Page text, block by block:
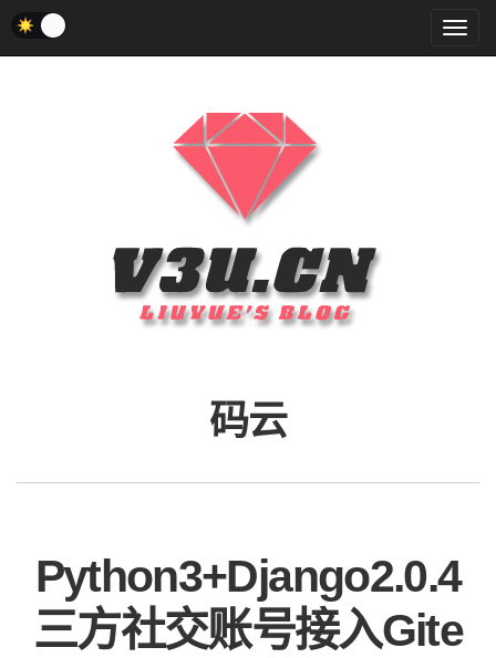
菜
单
码云
Python3+Django2.0.4
三方社交账号接入Gite